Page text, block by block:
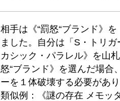
相手は《“罰怒“ブランド》
ました。自分は「S・トリ
カシック・パラレル》を山
怒“ブランド》を選んだ場合
ーを１体破壊する必要があ
類似例：《謎の存在 メモッタ